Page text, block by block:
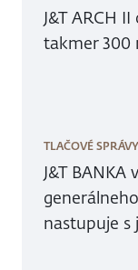
J&T ARCH
takmer 300
TLAČOVÉ SPRÁVY
J&T
nastupuje s